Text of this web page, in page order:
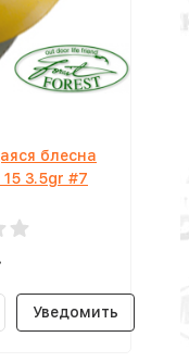
блесна
3.5gr #7
Уведомить